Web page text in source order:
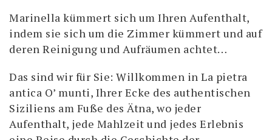
Marinella kümmert sich um Ihren Aufenthalt,
indem sie sich um die Zimmer kümmert und auf
deren Reinigung und Aufräumen achtet…
Das sind wir für Sie: Willkommen in La pietra
antica O’ munti, Ihrer Ecke des authentischen
Siziliens am Fuße des Ätna, wo jeder
Aufenthalt, jede Mahlzeit und jedes Erlebnis